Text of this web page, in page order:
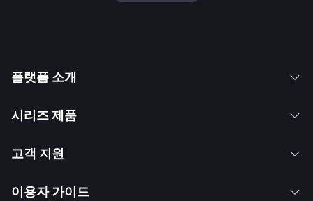
플랫폼 소개
시리즈 제품
고객 지원
이용자 가이드